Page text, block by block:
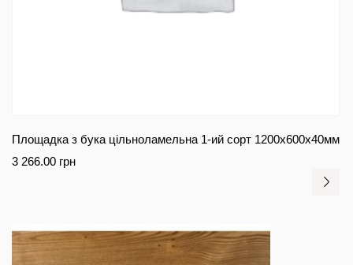
Площадка з бука цільноламельна 1-ий сорт 1200х600х40мм
3 266.00 грн